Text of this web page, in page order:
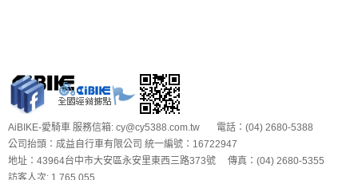
AiBIKE-愛騎車 服務信箱: cy@cy5388.com.tw 電話：(04) 2680-5388
公司抬頭：成益自行車有限公司 統一編號：16722947
地址：43964台中市大安區永安里東西三路373號 傳真：(04) 2680-5355
訪客人次: 1,765,055